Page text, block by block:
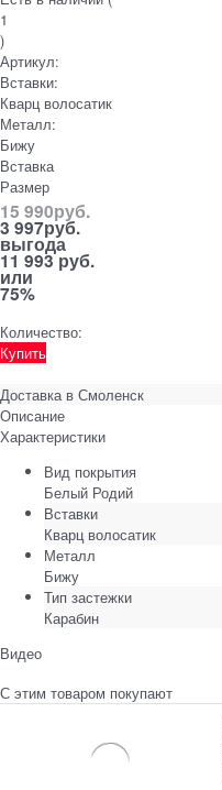
1
)
Артикул:
Вставки:
Кварц волосатик
Металл:
Бижу
Вставка
Размер
15 990руб.
3 997руб.
выгода
11 993 руб.
или
75%
Количество:
Купить
Доставка в Смоленск
Описание
Характеристики
Вид покрытия
Белый Родий
Вставки
Кварц волосатик
Металл
Бижу
Тип застежки
Карабин
Видео
С этим товаром покупают